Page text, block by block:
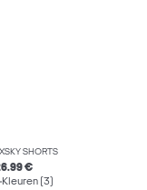
SHORTS
€
Kleuren (3)